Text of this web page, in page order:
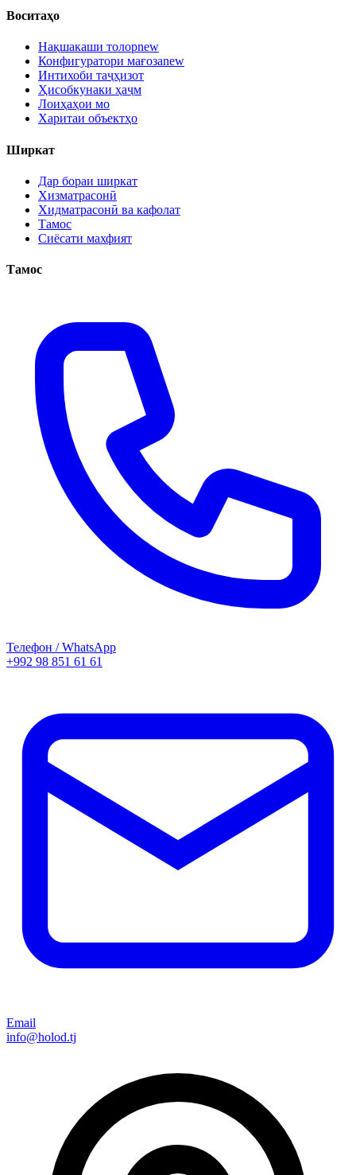
Воситаҳо
Нақшакаши толорnew
Конфигуратори мағозаnew
Интихоби таҷҳизот
Ҳисобкунаки ҳаҷм
Лоиҳаҳои мо
Харитаи объектҳо
Ширкат
Дар бораи ширкат
Хизматрасонӣ
Хидматрасонӣ ва кафолат
Тамос
Сиёсати махфият
Тамос
Телефон / WhatsApp
+992 98 851 61 61
Email
info@holod.tj